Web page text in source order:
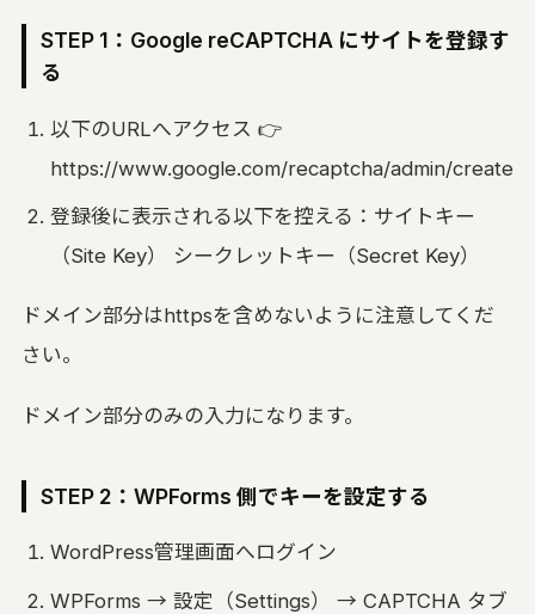
STEP 1：Google reCAPTCHA にサイトを登録す
る
以下のURLへアクセス 👉
https://www.google.com/recaptcha/admin/create
登録後に表示される以下を控える：サイトキー
（Site Key） シークレットキー（Secret Key）
ドメイン部分はhttpsを含めないように注意してくだ
さい。
ドメイン部分のみの入力になります。
STEP 2：WPForms 側でキーを設定する
WordPress管理画面へログイン
WPForms → 設定（Settings） → CAPTCHA タブ